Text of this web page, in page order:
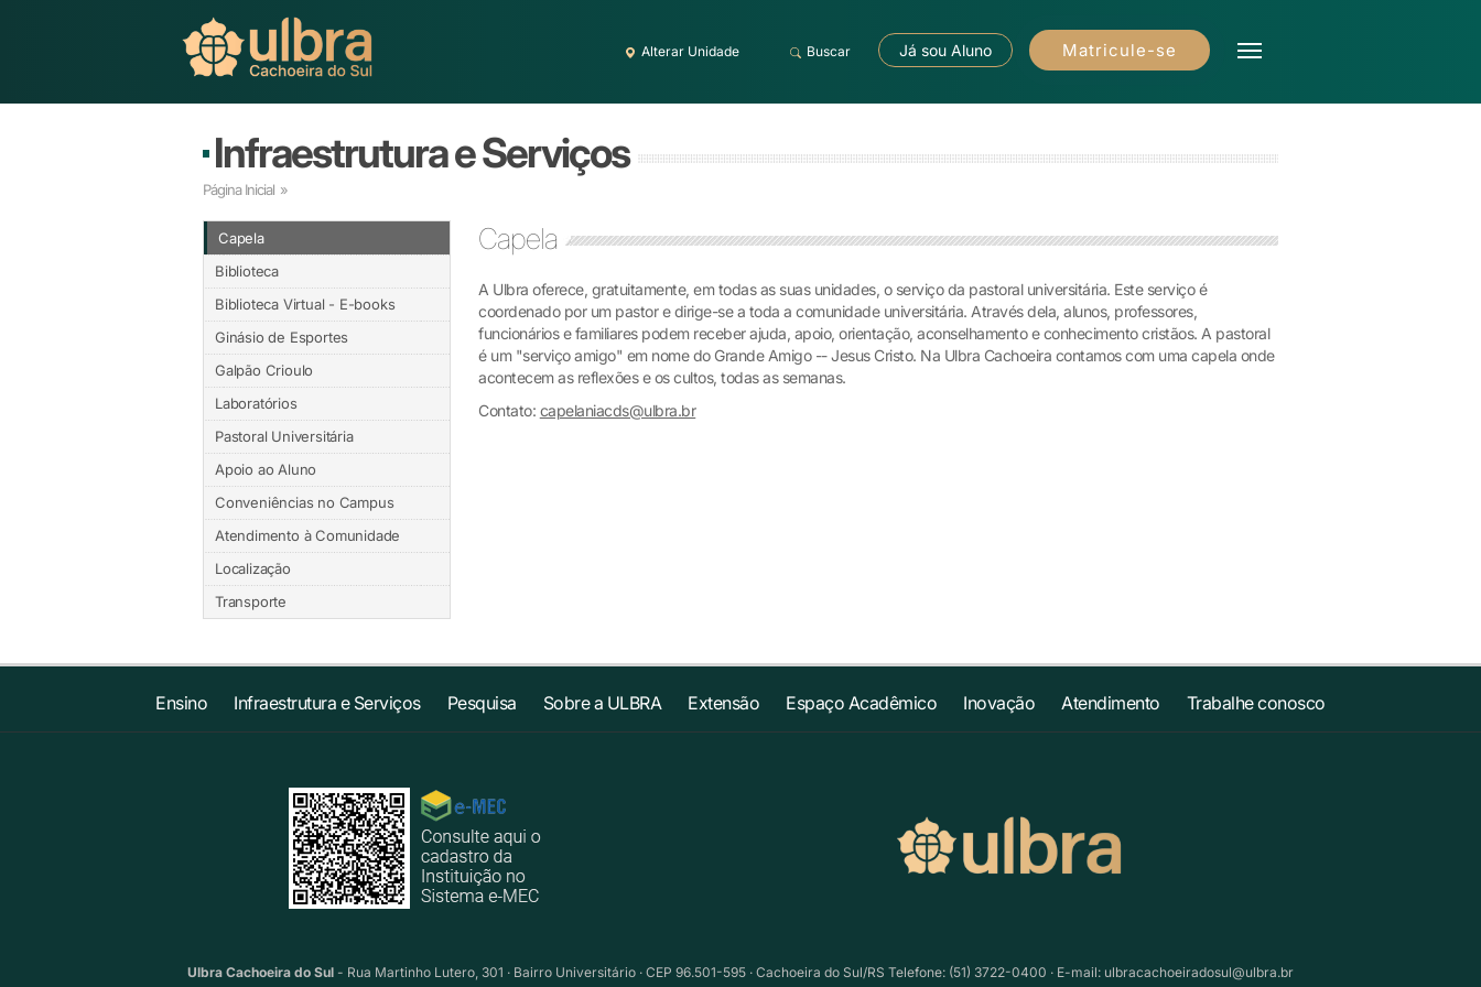
Alterar Unidade Buscar Já sou Aluno Matricule-se
Infraestrutura e Serviços
Página Inicial »
Capela
Biblioteca
Biblioteca Virtual - E-books
Ginásio de Esportes
Galpão Crioulo
Laboratórios
Pastoral Universitária
Apoio ao Aluno
Conveniências no Campus
Atendimento à Comunidade
Localização
Transporte
Capela
A Ulbra oferece, gratuitamente, em todas as suas unidades, o serviço da pastoral universitária. Este serviço é
coordenado por um pastor e dirige-se a toda a comunidade universitária. Através dela, alunos, professores,
funcionários e familiares podem receber ajuda, apoio, orientação, aconselhamento e conhecimento cristãos. A pastoral
é um "serviço amigo" em nome do Grande Amigo -- Jesus Cristo. Na Ulbra Cachoeira contamos com uma capela onde
acontecem as reflexões e os cultos, todas as semanas.
Contato: capelaniacds@ulbra.br
Ensino Infraestrutura e Serviços Pesquisa Sobre a ULBRA Extensão Espaço Acadêmico Inovação Atendimento Trabalhe conosco
Ulbra Cachoeira do Sul - Rua Martinho Lutero, 301 · Bairro Universitário · CEP 96.501-595 · Cachoeira do Sul/RS Telefone: (51) 3722-0400 · E-mail: ulbracachoeiradosul@ulbra.br